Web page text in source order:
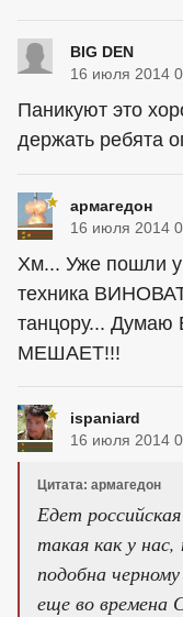
BIG DEN
16 июля 2014
Паникуют это
держать ребята
армагедон
16 июля 2014
Хм... Уже пошли у
техника
танцору...
МЕШАЕТ!!!
ispaniard
16 июля 2014
Цитата: армагедон
Едет
такая как у
подобна
еще во времена